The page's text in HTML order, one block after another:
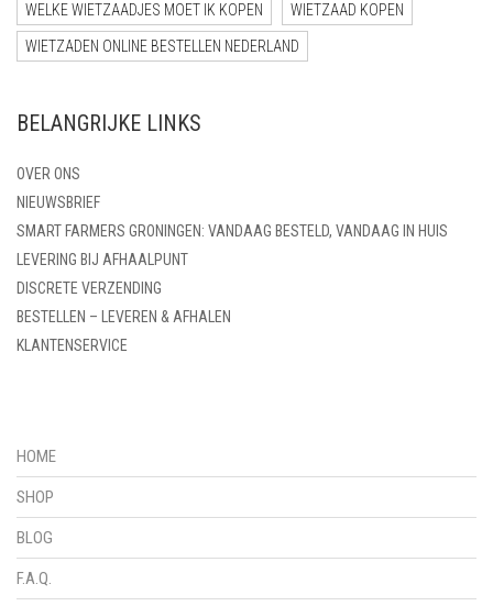
WELKE WIETZAADJES MOET IK KOPEN WIETZAAD KOPEN
WIETZADEN ONLINE BESTELLEN NEDERLAND
BELANGRIJKE LINKS
OVER ONS
NIEUWSBRIEF
SMART FARMERS GRONINGEN: VANDAAG BESTELD, VANDAAG IN HUIS
LEVERING BIJ AFHAALPUNT
DISCRETE VERZENDING
BESTELLEN – LEVEREN & AFHALEN
KLANTENSERVICE
HOME
SHOP
BLOG
F.A.Q.